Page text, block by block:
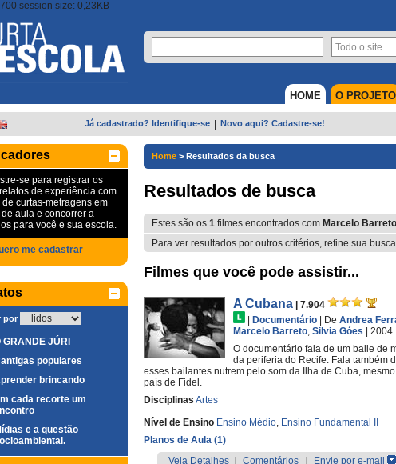
session size: 0,23KB
O PROJETO
HOME
Já cadastrado? Identifique-se Novo aqui? Cadastre-se!
se para registrar os
de experiência com
de curtas-metragens em
aula e concorrer a
para você e sua escola.
me cadastrar
por
GRANDE JÚRI
populares
brincando
cada recorte um
e a questão
Home > Resultados da busca
Resultados de busca
Estes são os 1 filmes encontrados com Marcelo Barreto
Para ver resultados por outros critérios, refine sua
Filmes que você pode assistir...
A Cubana
| 7.904
Documentário De Andrea
Marcelo Barreto, Silvia Góes | 2004
O documentário fala de um baile de
da periferia do Recife. Fala também
esses bailantes nutrem pelo som da Ilha de Cuba,
país de Fidel.
Disciplinas Artes
Nível de Ensino Ensino Médio, Ensino Fundamental II
Planos de Aula (1)
Veja Detalhes
Comentários Envie por e-mail